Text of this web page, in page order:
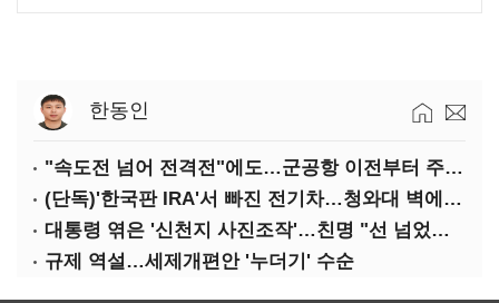
한동인
"속도전 넘어 전격전"에도…군공항 이전부터 주 52시간까지 '뇌관'
(단독)'한국판 IRA'서 빠진 전기차…청와대 벽에 막혔다
대통령 엮은 '신천지 사진조작'…친명 "선 넘었다" 격앙
규제 역설…세제개편안 '누더기' 수순